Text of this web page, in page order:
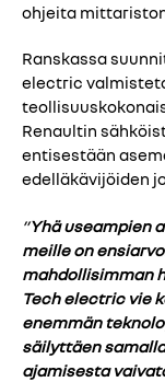
ohjeita
Ranskassa
electric
Renaultin
entisestään
edelläkävijöiden
”Yhä useampien
meille on
mahdollisimman
Tech electric vie
enemmän
säilyttäen
ajamisesta